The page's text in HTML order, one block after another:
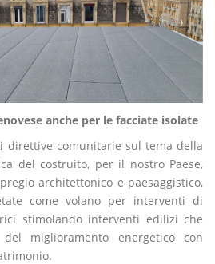
anche per le facciate isolate
direttive comunitarie sul tema della
del costruito, per il nostro Paese,
architettonico e paesaggistico,
come volano per interventi di
stimolando interventi edilizi che
miglioramento energetico con